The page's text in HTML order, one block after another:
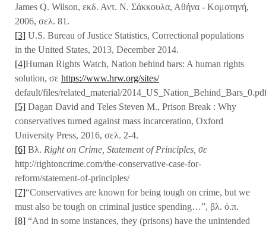
James Q. Wilson, εκδ. Αντ. Ν. Σάκκουλα, Αθήνα - Κομοτηνή,
2006, σελ. 81.
[3] U.S. Bureau of Justice Statistics, Correctional populations
in the United States, 2013, December 2014.
[4]Human Rights Watch, Nation behind bars: A human rights
solution, σε https://www.hrw.org/sites/
default/files/related_material/
[5] Dagan David and Teles Steven M., Prison Break : Why
conservatives turned against mass incarceration, Oxford
University Press, 2016, σελ. 2-4.
[6] Βλ. Right on Crime, Statement of Principles, σε
http://rightoncrime.com/the-conservative-case-for-
reform/statement-of-principles/
[7]“Conservatives are known for being tough on crime, but we
must also be tough on criminal justice spending…”, βλ. ό.π.
[8] “And in some instances, they (prisons) have the unintended